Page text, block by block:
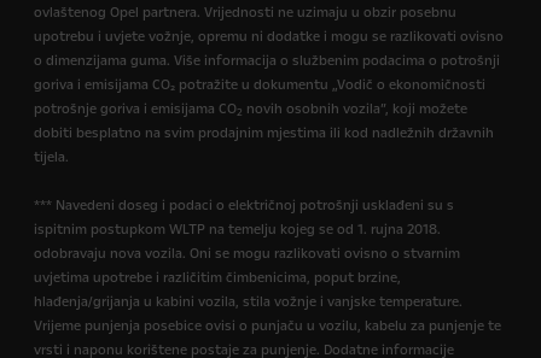
ovlaštenog Opel partnera. Vrijednosti ne uzimaju u obzir posebnu
upotrebu i uvjete vožnje, opremu ni dodatke i mogu se razlikovati ovisno
o dimenzijama guma. Više informacija o službenim podacima o potrošnji
goriva i emisijama CO₂ potražite u dokumentu „Vodič o ekonomičnosti
potrošnje goriva i emisijama CO2 novih osobnih vozila”, koji možete
dobiti besplatno na svim prodajnim mjestima ili kod nadležnih državnih
tijela.
*** Navedeni doseg i podaci o električnoj potrošnji usklađeni su s
ispitnim postupkom WLTP na temelju kojeg se od 1. rujna 2018.
odobravaju nova vozila. Oni se mogu razlikovati ovisno o stvarnim
uvjetima upotrebe i različitim čimbenicima, poput brzine,
hlađenja/grijanja u kabini vozila, stila vožnje i vanjske temperature.
Vrijeme punjenja posebice ovisi o punjaču u vozilu, kabelu za punjenje te
vrsti i naponu korištene postaje za punjenje. Dodatne informacije